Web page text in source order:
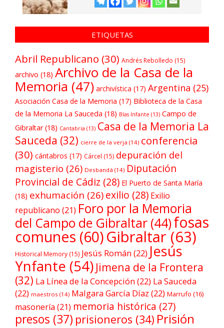
ETIQUETAS
Abril Republicano (30) Andrés Rebolledo (15)
archivo (18) Archivo de la Casa de la
Memoria (47) archivística (17) Argentina (25)
Asociación Casa de la Memoria (17) Biblioteca de la Casa
de la Memoria La Sauceda (18) Blas Infante (13) Campo de
Gibraltar(18) Cantabria (13) Casa de la Memoria La
Sauceda (32) cierre de la verja (14) conferencia
(30) cántabros (17) Cárcel (15) depuración del
magisterio (26) Desbandá (14) Diputación
Provincial de Cádiz (28) El Puerto de Santa María
(18) exhumación (26) exilio (28) Exilio
republicano (21) Foro por la Memoria
del Campo de Gibraltar (44)fosas
comunes (60)Gibraltar(63)
Historical Memory (15) Jesús Román(22) Jesús
Ynfante (54) Jimena de la Frontera
(32) La Línea de la Concepción(22) La Sauceda
(22) maestros (14) Malgara García Díaz (22) Marrufo (16)
masonería (21) memoria histórica (27)
presos (37) prisioneros (34) Prisión